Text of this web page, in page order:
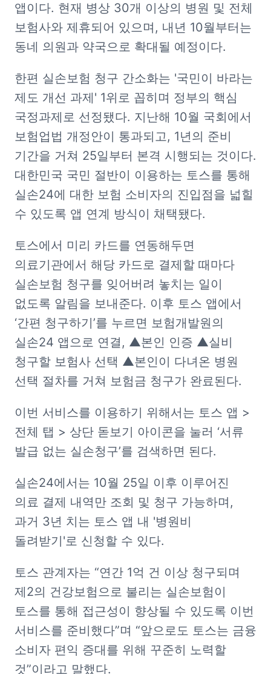
앱이다. 현재 병상 30개 이상의 병원 및 전체
보험사와 제휴되어 있으며, 내년 10월부터는
동네 의원과 약국으로 확대될 예정이다.
한편 실손보험 청구 간소화는 '국민이 바라는
제도 개선 과제' 1위로 꼽히며 정부의 핵심
국정과제로 선정됐다. 지난해 10월 국회에서
보험업법 개정안이 통과되고, 1년의 준비
기간을 거쳐 25일부터 본격 시행되는 것이다.
대한민국 국민 절반이 이용하는 토스를 통해
실손24에 대한 보험 소비자의 진입점을 넓힐
수 있도록 앱 연계 방식이 채택됐다.
토스에서 미리 카드를 연동해두면
의료기관에서 해당 카드로 결제할 때마다
실손보험 청구를 잊어버려 놓치는 일이
없도록 알림을 보내준다. 이후 토스 앱에서
‘간편 청구하기’를 누르면 보험개발원의
실손24 앱으로 연결, ▲본인 인증 ▲실비
청구할 보험사 선택 ▲본인이 다녀온 병원
선택 절차를 거쳐 보험금 청구가 완료된다.
이번 서비스를 이용하기 위해서는 토스 앱 >
전체 탭 > 상단 돋보기 아이콘을 눌러 ‘서류
발급 없는 실손청구’를 검색하면 된다.
실손24에서는 10월 25일 이후 이루어진
의료 결제 내역만 조회 및 청구 가능하며,
과거 3년 치는 토스 앱 내 '병원비
돌려받기'로 신청할 수 있다.
토스 관계자는 “연간 1억 건 이상 청구되며
제2의 건강보험으로 불리는 실손보험이
토스를 통해 접근성이 향상될 수 있도록 이번
서비스를 준비했다”며 “앞으로도 토스는 금융
소비자 편익 증대를 위해 꾸준히 노력할
것”이라고 말했다.